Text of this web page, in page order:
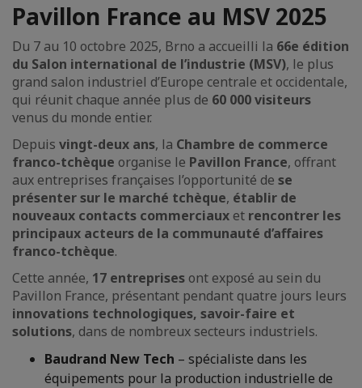
Pavillon France au MSV 2025
Du 7 au 10 octobre 2025, Brno a accueilli la 66e édition
du Salon international de l’industrie (MSV), le plus
grand salon industriel d’Europe centrale et occidentale,
qui réunit chaque année plus de 60 000 visiteurs
venus du monde entier.
Depuis vingt-deux ans, la Chambre de commerce
franco-tchèque organise le Pavillon France, offrant
aux entreprises françaises l’opportunité de se
présenter sur le marché tchèque, établir de
nouveaux contacts commerciaux et rencontrer les
principaux acteurs de la communauté d’affaires
franco-tchèque.
Cette année, 17 entreprises ont exposé au sein du
Pavillon France, présentant pendant quatre jours leurs
innovations technologiques, savoir-faire et
solutions, dans de nombreux secteurs industriels.
Baudrand New Tech – spécialiste dans les
équipements pour la production industrielle de